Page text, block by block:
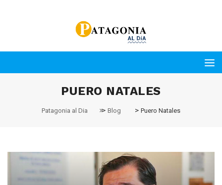
PUERO NATALES
Patagonia al Dia > Blog > Puero Natales